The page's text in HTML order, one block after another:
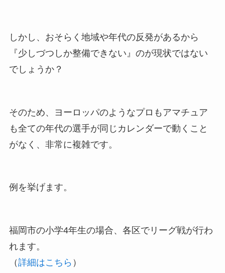
しかし、おそらく地域や年代の反発があるから
『少しづつしか整備できない』のが現状ではない
でしょうか？
そのため、ヨーロッパのようなプロもアマチュア
も全ての年代の選手が同じカレンダーで動くこと
がなく、非常に複雑です。
例を挙げます。
福岡市の小学4年生の場合、各区でリーグ戦が行わ
れます。
（詳細はこちら ）